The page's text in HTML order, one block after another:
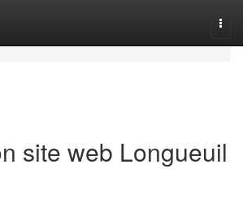
site web Longueuil